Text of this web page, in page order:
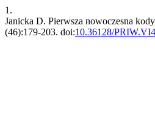
1.
Janicka D. Pierwsza nowoczesna
(46):179-203. doi:10.36128/